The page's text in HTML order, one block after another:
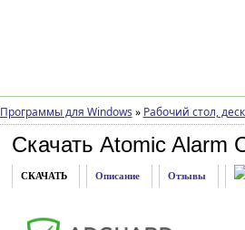
Программы для Windows » Рабочий стол,
Скачать Atomic Alarm
СКАЧАТЬ Описание Отзывы